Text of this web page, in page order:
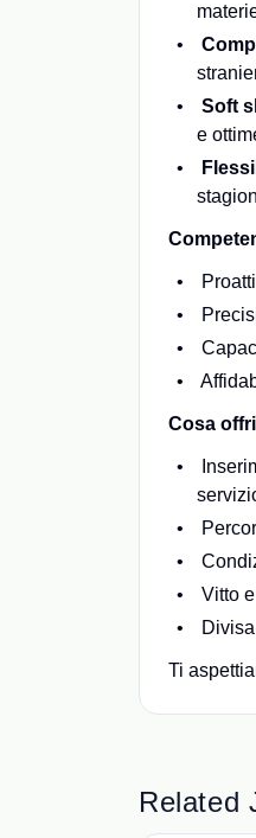
Soft
e
Cosa
Vitto
Ti
Related